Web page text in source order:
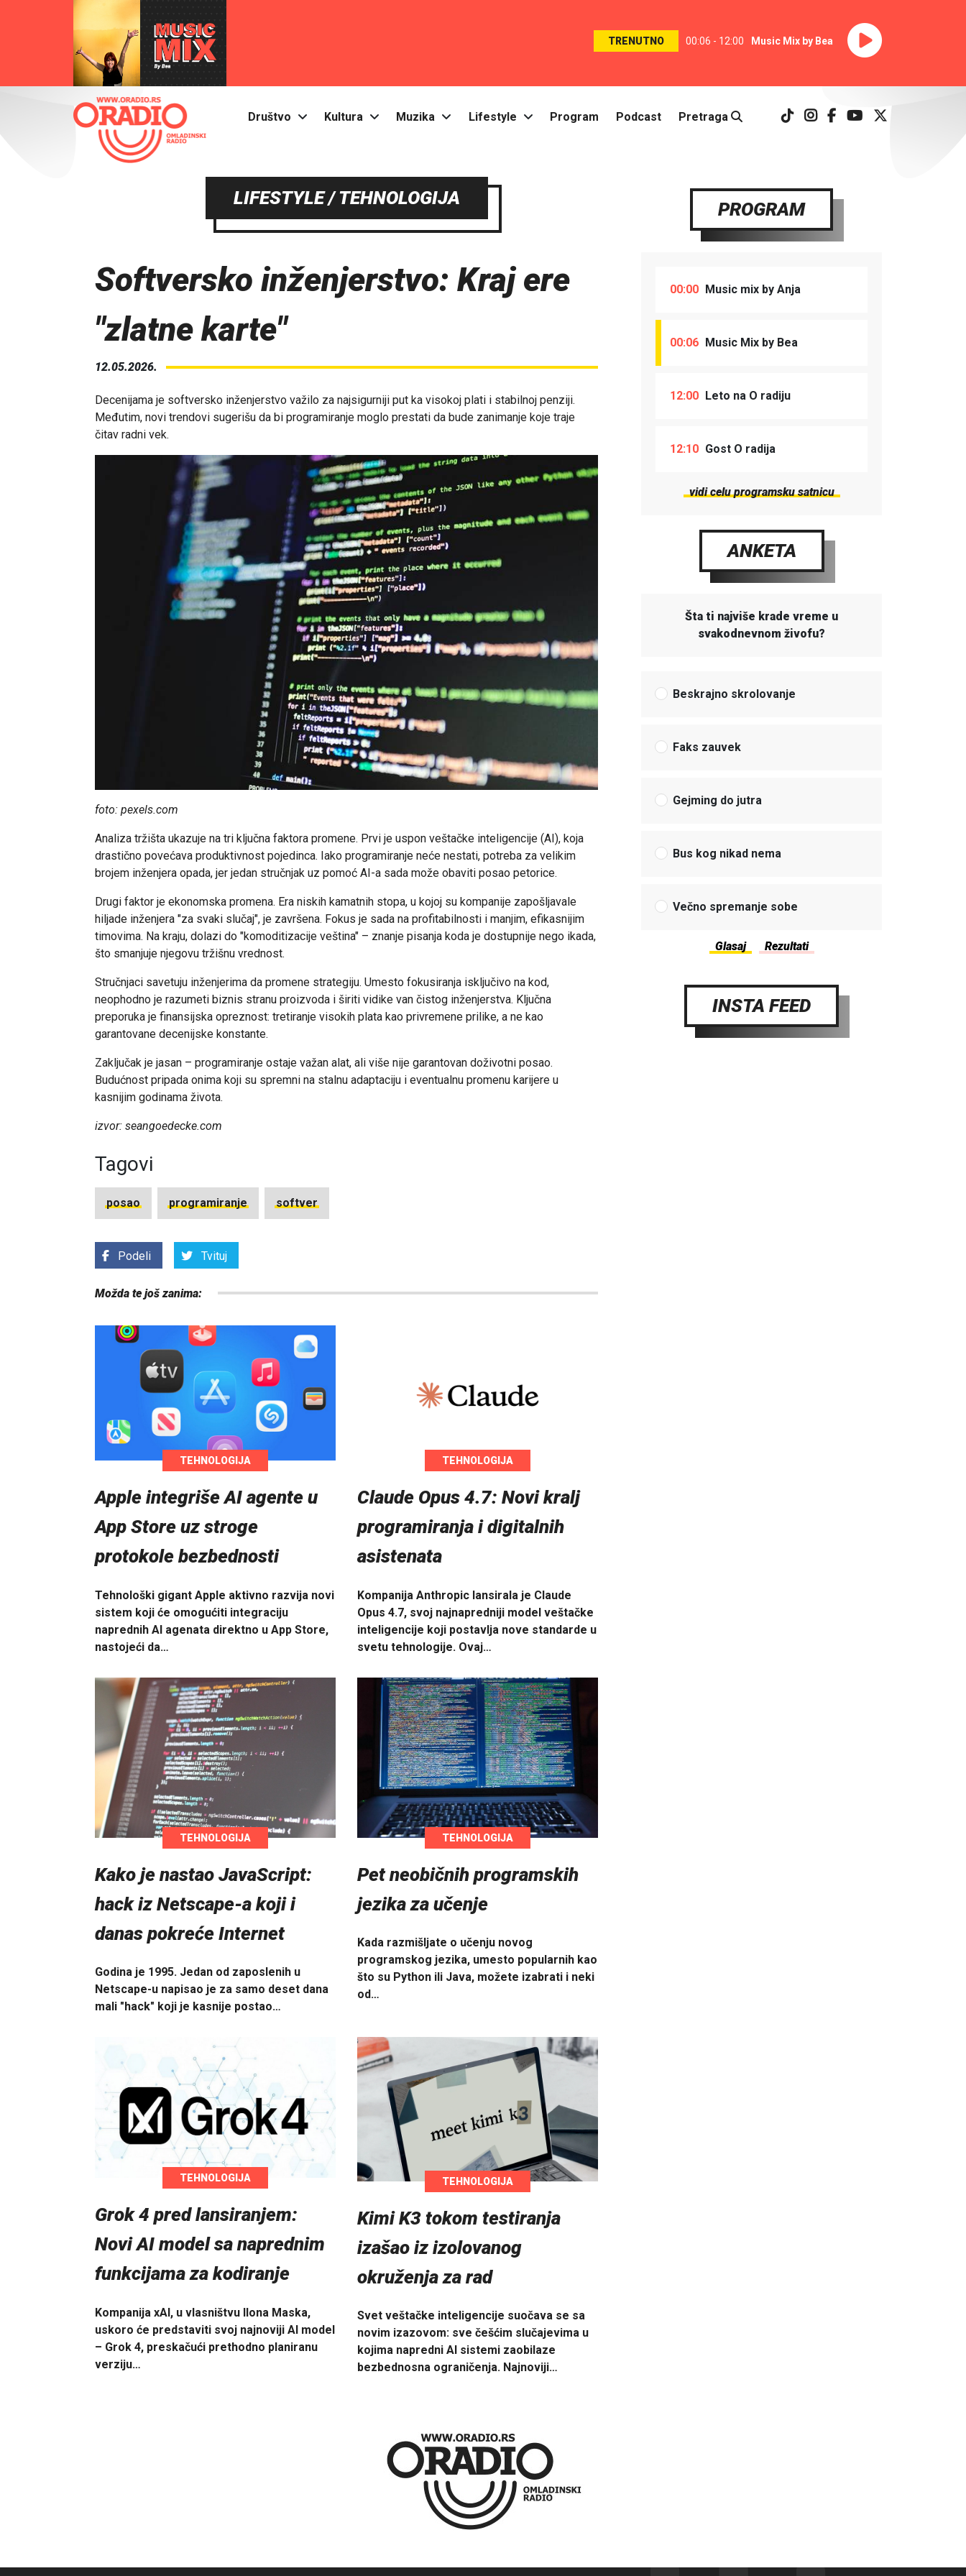
TRENUTNO 00:06 - 12:00 Music Mix by Bea
Društvo Kultura Muzika Lifestyle Program Podcast Pretraga
LIFESTYLE / TEHNOLOGIJA
Softversko inženjerstvo: Kraj ere
"zlatne karte"
12.05.2026.
Decenijama je softversko inženjerstvo važilo za najsigurniji put ka visokoj plati i stabilnoj penziji.
Međutim, novi trendovi sugerišu da bi programiranje moglo prestati da bude zanimanje koje traje
čitav radni vek.
foto: pexels.com
Analiza tržišta ukazuje na tri ključna faktora promene. Prvi je uspon veštačke inteligencije (AI), koja
drastično povećava produktivnost pojedinca. Iako programiranje neće nestati, potreba za velikim
brojem inženjera opada, jer jedan stručnjak uz pomoć AI-a sada može obaviti posao petorice.
Drugi faktor je ekonomska promena. Era niskih kamatnih stopa, u kojoj su kompanije zapošljavale
hiljade inženjera "za svaki slučaj", je završena. Fokus je sada na profitabilnosti i manjim, efikasnijim
timovima. Na kraju, dolazi do "komoditizacije veština" – znanje pisanja koda je dostupnije nego ikada,
što smanjuje njegovu tržišnu vrednost.
Stručnjaci savetuju inženjerima da promene strategiju. Umesto fokusiranja isključivo na kod,
neophodno je razumeti biznis stranu proizvoda i širiti vidike van čistog inženjerstva. Ključna
preporuka je finansijska opreznost: tretiranje visokih plata kao privremene prilike, a ne kao
garantovane decenijske konstante.
Zaključak je jasan – programiranje ostaje važan alat, ali više nije garantovan doživotni posao.
Budućnost pripada onima koji su spremni na stalnu adaptaciju i eventualnu promenu karijere u
kasnijim godinama života.
izvor: seangoedecke.com
Tagovi
posao programiranje softver
Podeli Tvituj
Možda te još zanima:
TEHNOLOGIJA
Apple integriše AI agente u
App Store uz stroge
protokole bezbednosti
Tehnološki gigant Apple aktivno razvija novi
sistem koji će omogućiti integraciju
naprednih AI agenata direktno u App Store,
nastojeći da…
TEHNOLOGIJA
Claude Opus 4.7: Novi kralj
programiranja i digitalnih
asistenata
Kompanija Anthropic lansirala je Claude
Opus 4.7, svoj najnapredniji model veštačke
inteligencije koji postavlja nove standarde u
svetu tehnologije. Ovaj…
TEHNOLOGIJA
Kako je nastao JavaScript:
hack iz Netscape-a koji i
danas pokreće Internet
Godina je 1995. Jedan od zaposlenih u
Netscape-u napisao je za samo deset dana
mali "hack" koji je kasnije postao…
TEHNOLOGIJA
Pet neobičnih programskih
jezika za učenje
Kada razmišljate o učenju novog
programskog jezika, umesto popularnih kao
što su Python ili Java, možete izabrati i neki
od…
TEHNOLOGIJA
Grok 4 pred lansiranjem:
Novi AI model sa naprednim
funkcijama za kodiranje
Kompanija xAI, u vlasništvu Ilona Maska,
uskoro će predstaviti svoj najnoviji AI model
– Grok 4, preskačući prethodno planiranu
verziju…
TEHNOLOGIJA
Kimi K3 tokom testiranja
izašao iz izolovanog
okruženja za rad
Svet veštačke inteligencije suočava se sa
novim izazovom: sve češćim slučajevima u
kojima napredni AI sistemi zaobilaze
bezbednosna ograničenja. Najnoviji…
PROGRAM
00:00 Music mix by Anja
00:06 Music Mix by Bea
12:00 Leto na O radiju
12:10 Gost O radija
vidi celu programsku satnicu
ANKETA
Šta ti najviše krade vreme u
svakodnevnom živofu?
Beskrajno skrolovanje
Faks zauvek
Gejming do jutra
Bus kog nikad nema
Večno spremanje sobe
INSTA FEED